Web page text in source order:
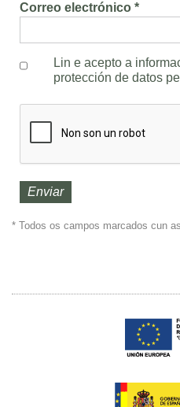
Correo electrónico *
Lin e acepto a
protección de datos
* Todos os campos marcados cun